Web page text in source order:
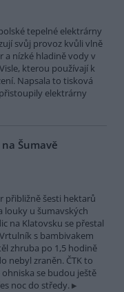
tepelné elektrárny
svůj provoz kvůli vlně
a nízké hladině vody v
kterou používají k
Napsala to tisková
elektrárny
Šumavě
přibližně šesti hektarů
louky u šumavských
na Klatovsku se přestal
s bambivakem
zhruba po 1,5 hodině
nebyl zraněn. ČTK to
ohniska se budou ještě
noc do středy.